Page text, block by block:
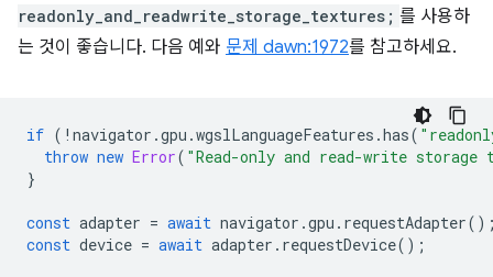
readonly_and_readwrite_storage_textures; 를 사용하
는 것이 좋습니다. 다음 예와 문제 dawn:1972를 참고하세요.
if ( ! navigator .gpu .wgslLanguageFeatures .has(
throw new Error( "Read-only and read-write
}
const adapter = await navigator .gpu . requestAdapter
const device = await adapter . requestDevice();